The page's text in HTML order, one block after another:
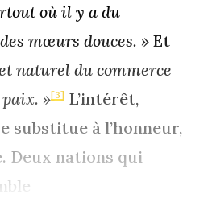
où il y a du
mœurs douces. » Et
naturel du commerce
»[3] L’intérêt,
substitue à l’honneur,
Deux nations qui